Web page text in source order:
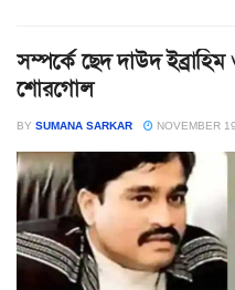
সম্পর্কে ছেদ দাউদ
শোরগোল
BY SUMANA SARKAR NOVEMBER